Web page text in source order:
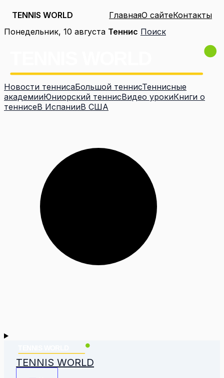
TENNIS WORLD ГлавнаяО сайтеКонтакты
Перейти
Понедельник, 10 августа Теннис Поиск
Новости теннисаБольшой теннисТеннисные
академииЮниорский теннисВидео урокиКниги о
теннисеВ ИспанииВ США
TENNIS WORLD